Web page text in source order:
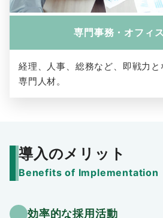
専門事務・オフィ
経理、人事、総務など、即戦力
専門人材。
導入のメリット
Benefits of Implementation
効率的な採用活動